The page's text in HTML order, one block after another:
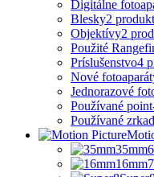
Digitálne
Blesky2
Objektívy2
Použité
Príslušenstvo4
Nové
Jednorazové
Používané
Používané
35mm6
16mm7